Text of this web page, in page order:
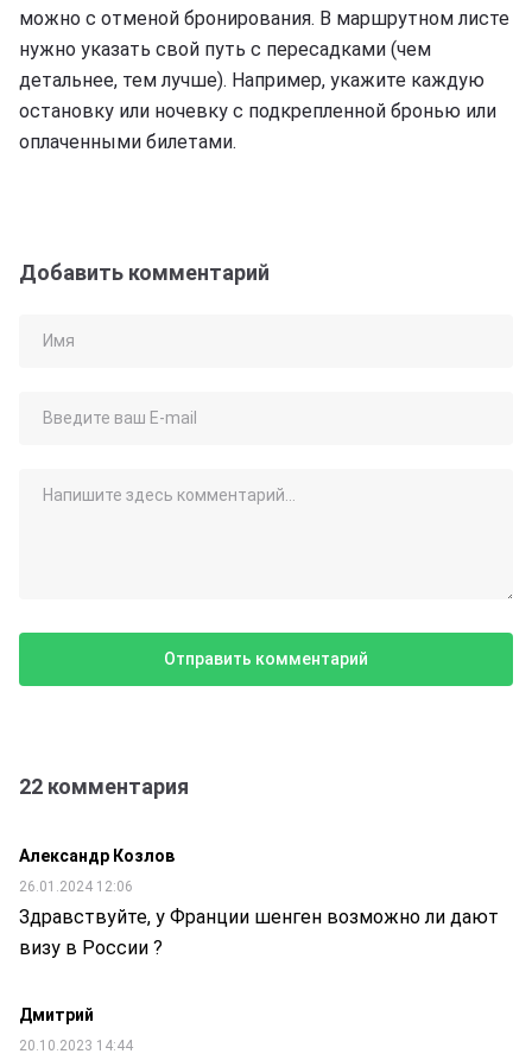
можно с отменой бронирования. В маршрутном листе
нужно указать свой путь с пересадками (чем
детальнее, тем лучше). Например, укажите каждую
остановку или ночевку с подкрепленной бронью или
оплаченными билетами.
Добавить комментарий
22 комментария
Александр Козлов
26.01.2024 12:06
Здравствуйте, у Франции шенген возможно ли дают
визу в России ?
Дмитрий
20.10.2023 14:44